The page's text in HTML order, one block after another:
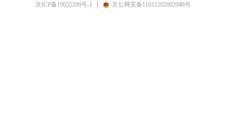
京ICP备19055209号-1 京公网安备11011202002049号